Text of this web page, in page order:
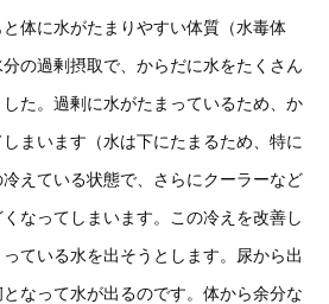
体に水がたまりやすい体質（水毒体
の過剰摂取で、からだに水をたくさん
た。過剰に水がたまっているため、か
まいます（水は下にたまるため、特に
えている状態で、さらにクーラーなど
なってしまいます。この冷えを改善し
ている水を出そうとします。尿から出
なって水が出るのです。体から余分な